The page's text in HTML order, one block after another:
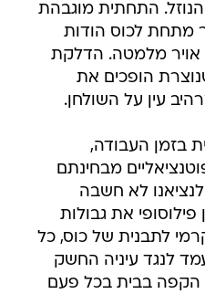
התחתית מוגבהת
מתחת לכוס הודות
אויר מלמטה. הדלקת
הופכים את
עין על השולחן.
בזמן העבודה,
מבחינתם
לנציאנו לא חשבה
את גבולות
לתבנית של כוס, כל
לנגד עיניה החשק
בבית בכל פעם